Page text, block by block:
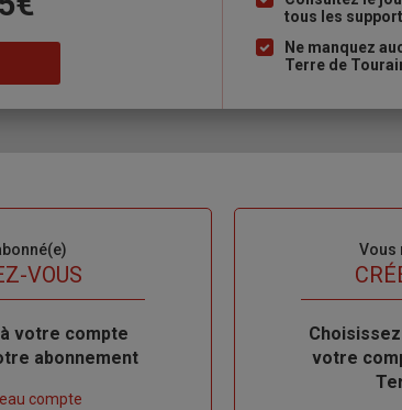
pucetous les
Ne manquez
Terre de
VOUS
votre compte
abonnement
compte
Vous
TITRE
Body
votre